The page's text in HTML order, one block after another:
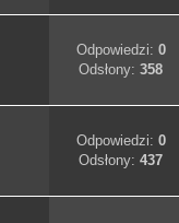
Odpowiedzi: 0
Odsłony:358
Odpowiedzi: 0
Odsłony:437